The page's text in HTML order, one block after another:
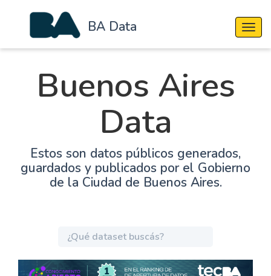
BA Data
Buenos Aires
Data
Estos son datos públicos generados,
guardados y publicados por el Gobierno
de la Ciudad de Buenos Aires.